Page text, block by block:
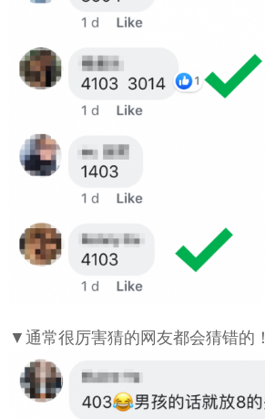
▼通常很厉害猜的网友都会猜错的！